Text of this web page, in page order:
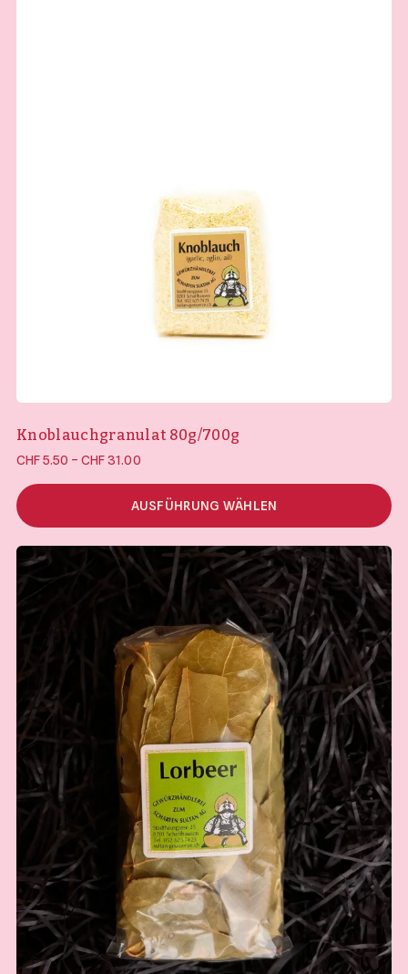
Knoblauchgranulat 80g/700g
CHF5.50 – CHF31.00
CHF 31.00
AUSFÜHRUNG WÄHLEN